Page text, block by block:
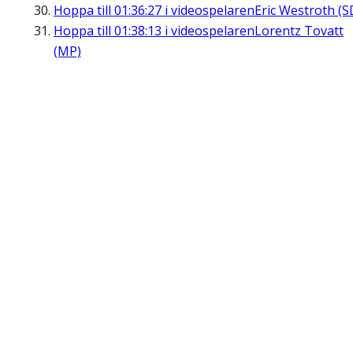
Hoppa till 01:36:27 i videospelarenEric Westroth
Hoppa till 01:38:13 i videospelarenLorentz Tovatt
(MP)